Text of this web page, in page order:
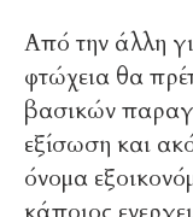
Από την άλλη
φτώχεια θα
βασικών
εξίσωση και
όνομα